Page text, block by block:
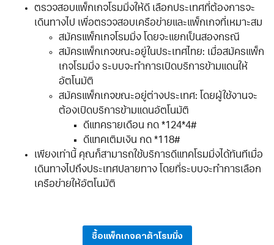
ตรวจสอบแพ็กเกจโรมมิ่งให้ดี เลือกประเทศที่ต้องการจะ
เดินทางไป เพื่อตรวจสอบเครือข่ายและแพ็กเกจที่เหมาะสม
สมัครแพ็กเกจโรมมิ่ง โดยจะแยกเป็นสองกรณี
สมัครแพ็กเกจขณะอยู่ในประเทศไทย: เมื่อสมัครแพ็ก
เกจโรมมิ่ง ระบบจะทำการเปิดบริการข้ามแดนให้
อัตโนมัติ
สมัครแพ็กเกจขณะอยู่ต่างประเทศ: โดยผู้ใช้งานจะ
ต้องเปิดบริการข้ามแดนอัตโนมัติ
ดีแทครายเดือน กด *124*4#
ดีแทคเติมเงิน กด *118#
เพียงเท่านี้ คุณก็สามารถใช้บริการดีแทคโรมมิ่งได้ทันทีเมื่อ
เดินทางไปถึงประเทศปลายทาง โดยที่ระบบจะทำการเลือก
เครือข่ายให้อัตโนมัติ
ซื้อแพ็กเกจดาต้าโรมมิ่ง